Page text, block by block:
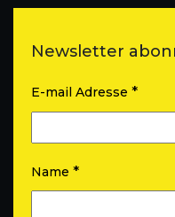
Newsletter
E-mail Adresse *
Name *